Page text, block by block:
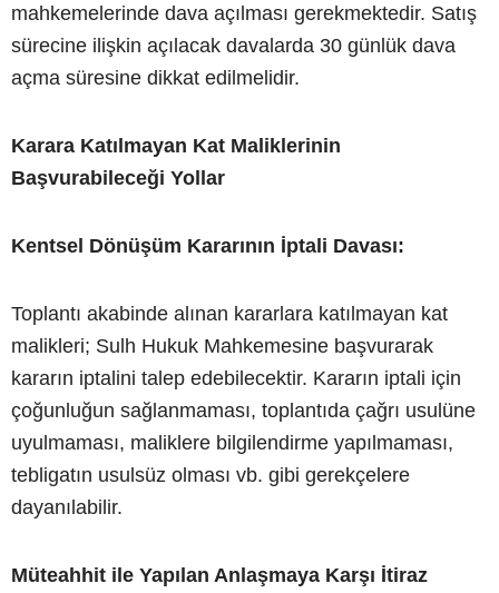
mahkemelerinde dava açılması gerekmektedir. Satış
sürecine ilişkin açılacak davalarda 30 günlük dava
açma süresine dikkat edilmelidir.
Karara Katılmayan Kat Maliklerinin
Başvurabileceği Yollar
Kentsel Dönüşüm Kararının İptali Davası:
Toplantı akabinde alınan kararlara katılmayan kat
malikleri; Sulh Hukuk Mahkemesine başvurarak
kararın iptalini talep edebilecektir. Kararın iptali için
çoğunluğun sağlanmaması, toplantıda çağrı usulüne
uyulmaması, maliklere bilgilendirme yapılmaması,
tebligatın usulsüz olması vb. gibi gerekçelere
dayanılabilir.
Müteahhit ile Yapılan Anlaşmaya Karşı İtiraz